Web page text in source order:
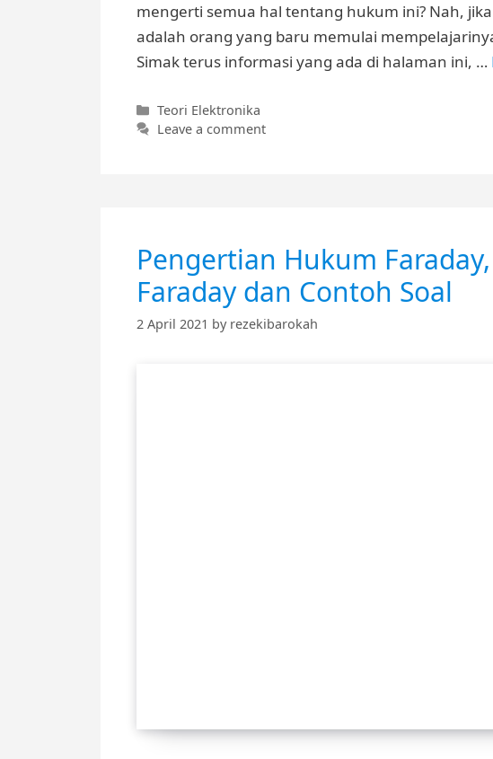
mengerti semua hal tentang hukum ini? Nah,
adalah orang yang baru memulai
Simak terus informasi yang ada di halaman ini, …
Categories
Teori Elektronika
Leave a comment
Pengertian Hukum
Faraday dan Contoh Soal
2 April 2021 by rezekibarokah